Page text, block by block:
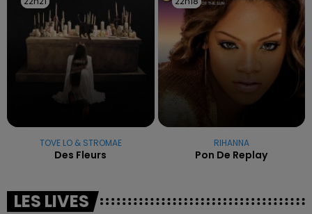
TOVE LO & STROMAE
Des Fleurs
RIHANNA
Pon De Replay
LES LIVES